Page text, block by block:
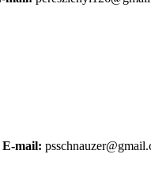
E-mail: